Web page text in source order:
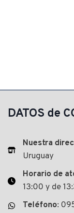
DATOS de
Nuestra
Uruguay
Horario de
13:00 y de
Teléfono: